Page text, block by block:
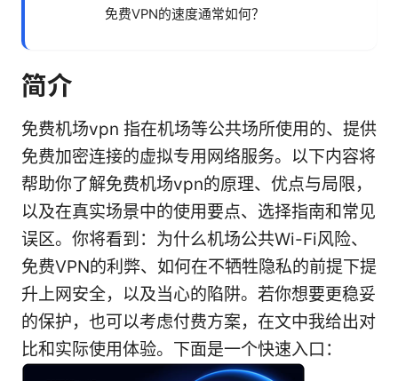
免费VPN的速度通常如何？
简介
免费机场vpn 指在机场等公共场所使用的、提供
免费加密连接的虚拟专用网络服务。以下内容将
帮助你了解免费机场vpn的原理、优点与局限，
以及在真实场景中的使用要点、选择指南和常见
误区。你将看到：为什么机场公共Wi-Fi风险、
免费VPN的利弊、如何在不牺牲隐私的前提下提
升上网安全，以及当心的陷阱。若你想要更稳妥
的保护，也可以考虑付费方案，在文中我给出对
比和实际使用体验。下面是一个快速入口：